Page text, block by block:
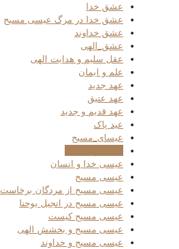
عشق خدا
عشق خدا در مرگ عیسی مسیح
عشق خداوند
عشق_الهی
عقل سلیم و هدایت الهی
علم و ایمان
عهد جدید
عهد عتیق
عهد قدیم و جدید
عید پاک
عیسای_مسیح
عیسی خدا و انسان
عیسی مسیح
عیسی مسیح از مردگان برخاست
عیسی مسیح در انجیل یوحنا
عیسی مسیح کیست
عیسی مسیح و بخشش الهی
عیسی مسیح و خداوند